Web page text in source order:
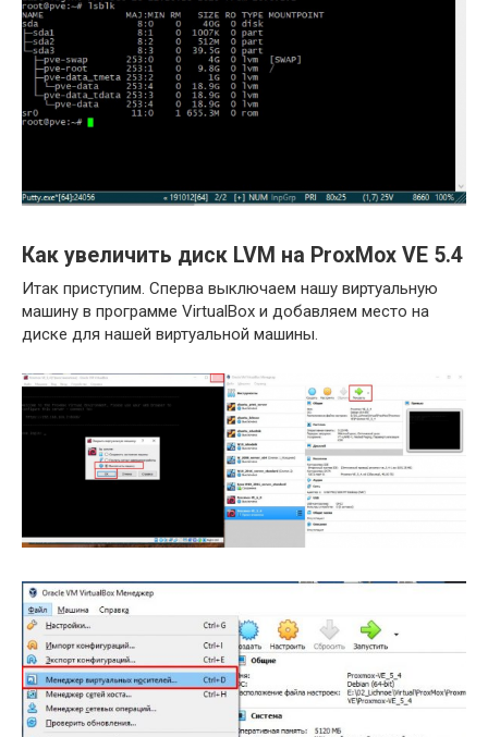
Как увеличить диск LVM на ProxMox VE 5.4
Итак приступим. Сперва выключаем нашу виртуальную
машину в программе VirtualBox и добавляем место на
диске для нашей виртуальной машины.